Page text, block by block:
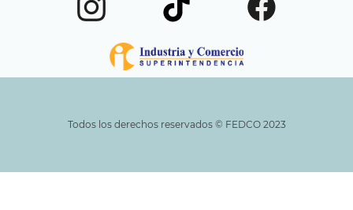
Todos los derechos reservados ©️ FEDCO 2023